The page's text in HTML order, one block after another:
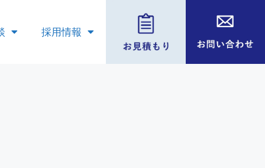
採用情報